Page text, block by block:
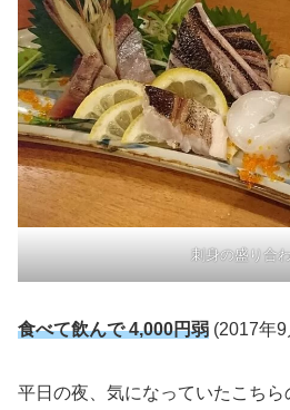
刺身の盛り合
食べて飲んで 4,000円弱 (2017年9
平日の夜、気になっていたこちら